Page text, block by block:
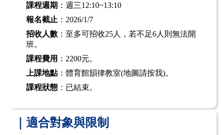
課程週期 ：週三12:10~13:10
報名截止 ：2026/1/7
招收人數 ：至多可招收25人，若不足6人則無法開
班。
課程費用 ：2200元。
上課地點：體育館韻律教室(地圖請按我)。
課程狀態 ：已結束。
｜適合對象與限制